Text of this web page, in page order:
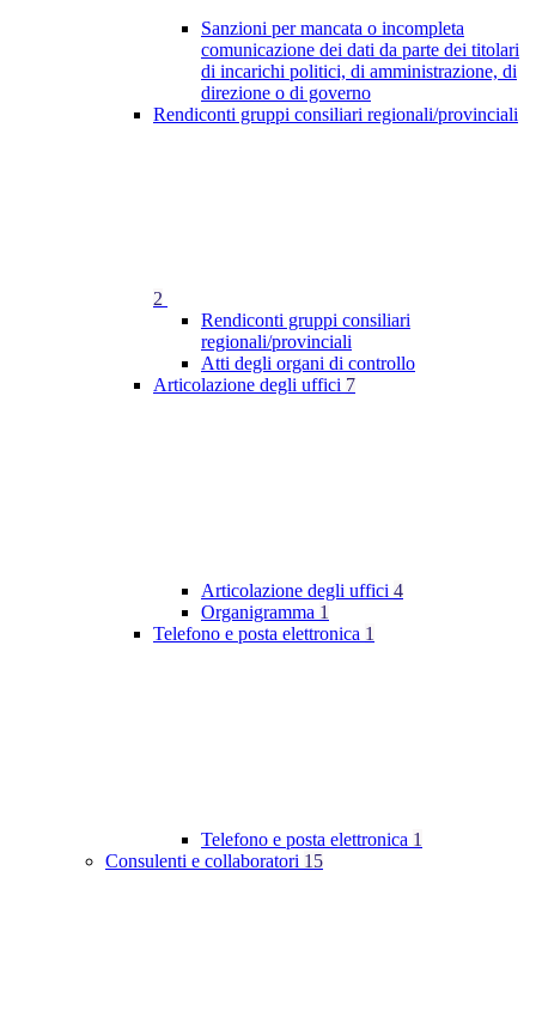
Sanzioni per mancata o incompleta
comunicazione dei dati da parte dei titolari
di incarichi politici, di amministrazione, di
direzione o di governo
Rendiconti gruppi consiliari regionali/provinciali
2
Rendiconti gruppi consiliari
regionali/provinciali
Atti degli organi di controllo
Articolazione degli uffici 7
Articolazione degli uffici 4
Organigramma 1
Telefono e posta elettronica 1
Telefono e posta elettronica 1
Consulenti e collaboratori 15